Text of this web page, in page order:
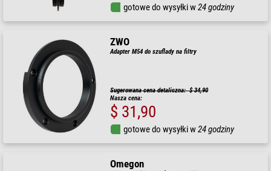
gotowe do wysyłki w24 godziny
ZWO
Adapter M54 do szuflady na filtry
Sugerowana cena detaliczna: $ 34,90
Nasza cena:
$ 31,90
gotowe do wysyłki w24 godziny
Omegon